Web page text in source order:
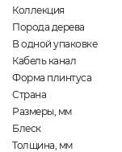
Коллекция
Порода дерева
В одной упаковке
Кабель канал
Форма плинтуса
Страна
Размеры, мм
Блеск
Толщина, мм